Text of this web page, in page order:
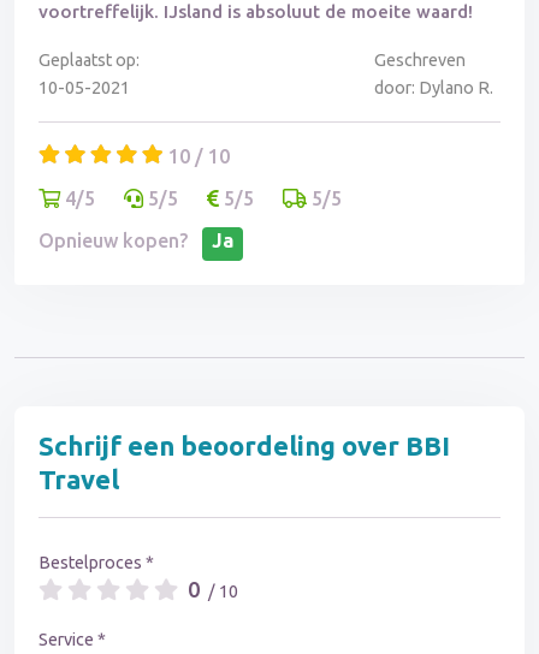
voortreffelijk. IJsland is absoluut de moeite waard!
Geplaatst op:
10-05-2021
Geschreven
door: Dylano R.
10 / 10
4/5
5/5 5/5
5/5
Opnieuw kopen?
Ja
Schrijf een beoordeling over BBI
Travel
Bestelproces *
0 / 10
Service *